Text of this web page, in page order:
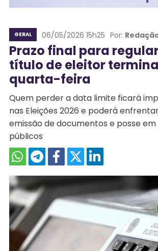
GERAL 06/05/2026 15h25 Por:
Prazo final para
título de eleitor
quarta-feira
Quem perder a data limite ficará
nas Eleições 2026 e poderá
emissão de documentos e posse
públicos